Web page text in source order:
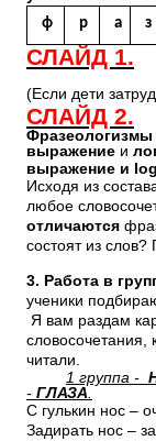
ф
р а з
СЛАЙД 1.
(Если дети
СЛАЙД 2.
Фразеологизмы
выражение и
выражение и
Исходя из
любое
отличаются
состоят из
3. Работа в
ученики
Я вам раздам
читали.
1 группа -
- ГЛАЗА.
С гулькин нос –
Задирать нос –